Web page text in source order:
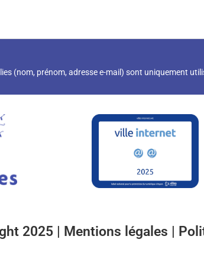
(nom, prénom, adresse e-mail) sont uniquement
2025 | Mentions légales